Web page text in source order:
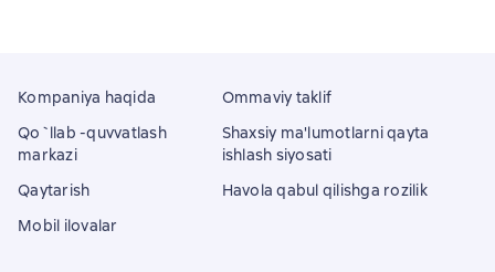
Kompaniya haqida
Qo`llab -quvvatlash
markazi
Qaytarish
Mobil ilovalar
Ommaviy taklif
Shaxsiy ma'lumotlarni qayta
ishlash siyosati
Havola qabul qilishga rozilik